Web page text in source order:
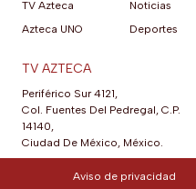
TV Azteca
Azteca UNO
Noticias
Deportes
TV AZTECA
Periférico Sur 4121,
Col. Fuentes Del Pedregal, C.P.
14140,
Ciudad De México, México.
Aviso de privacidad